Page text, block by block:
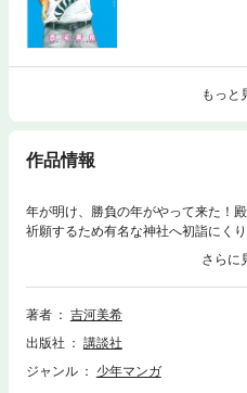
もっと
作品情報
年が明け、勝負の年がやって来た！
祈願するため有名な神社へ初詣にく
書こうとした品川の前に大紫の制服
馬をゆずれとケンカを売ってくるソ
かも顔もどっかで見たような……？
してセンター試験の結果は……！？
著者
吉河美希
出版社
講談社
ジャンル
少年マンガ